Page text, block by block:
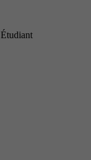
Étudiant